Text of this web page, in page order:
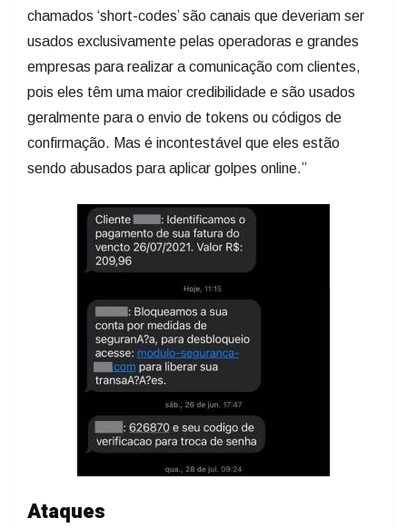
chamados ‘short-codes’ são canais que deveriam ser
usados exclusivamente pelas operadoras e grandes
empresas para realizar a comunicação com clientes,
pois eles têm uma maior credibilidade e são usados
geralmente para o envio de tokens ou códigos de
confirmação. Mas é incontestável que eles estão
sendo abusados para aplicar golpes online.”
Ataques